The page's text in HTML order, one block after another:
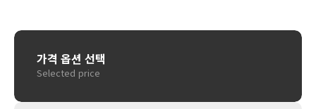
가격 옵션 선택
Selected price